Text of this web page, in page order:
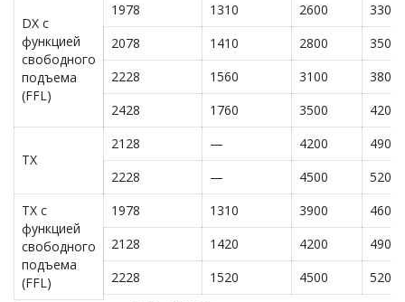
DX с
функцией
свободного
подъема
(FFL)
1978 1310 2600
3300
2078
1410 2800
3500
2228
1560 3100
3800
2428
1760 3500 4200
TX
2128 — 4200
4900
2228
— 4500
5200
TX с
функцией
свободного
подъема
(FFL)
1978 1310 3900
4600
2128
1420 4200
4900
2228
1520 4500 5200